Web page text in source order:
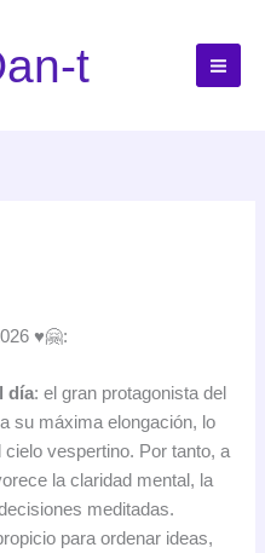
t
♥️🤗:
día: el gran protagonista del
su máxima elongación, lo
vespertino. Por tanto, a
la claridad mental, la
meditadas.
para ordenar ideas,